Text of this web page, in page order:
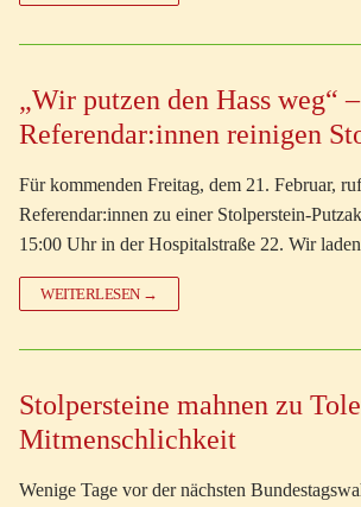
„Wir putzen den Hass weg“
Referendar:innen reinigen
Für kommenden Freitag, dem 21. Februar,
Referendar:innen zu einer Stolperstein-
15:00 Uhr in der Hospitalstraße 22. Wir
WEITERLESEN →
Stolpersteine mahnen zu
Mitmenschlichkeit
Wenige Tage vor der nächsten